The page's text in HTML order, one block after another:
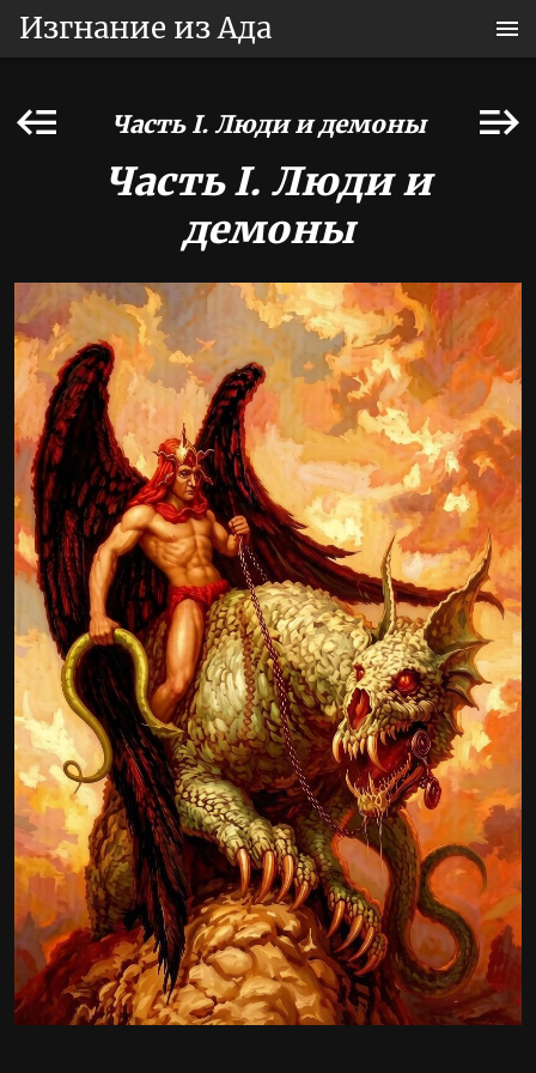
Изгнание из Ада
Часть I. Люди и демоны
Часть I. Люди и
демоны